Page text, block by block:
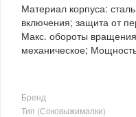
Материал корпуса:
включения; защита от
Макс. обороты
механическое;
Бренд
Тип (Соковыжималки)